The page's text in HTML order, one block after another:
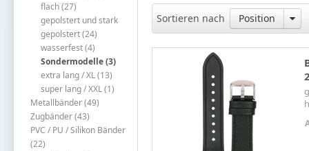
flach (27)
gepolstert und stark
gepolstert (24)
wasserfest (4)
Sondermodelle (3)
extra lang / XL (13)
super lang / XXL (1)
Metallbänder (49)
Zugbänder (43)
PVC / PU / Silikon Bänder
(22)
Sortieren nach Position